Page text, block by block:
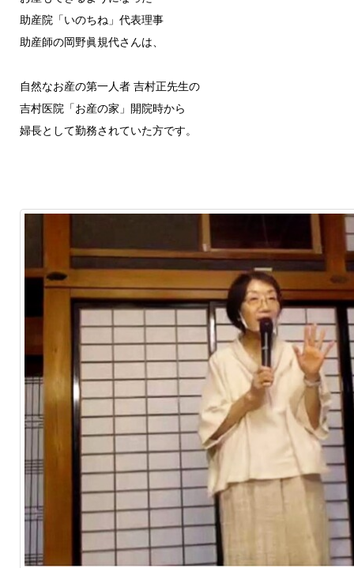
助産院「いのちね」代表理事
助産師の岡野眞規代さんは、
自然なお産の第一人者 吉村正先生の
吉村医院「お産の家」開院時から
婦長として勤務されていた方です。